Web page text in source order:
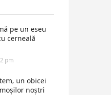
pe un eseu
cerneală
pm
un obicei
noștri